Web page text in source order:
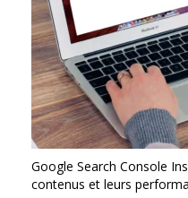
Google Search Console
contenus et leurs